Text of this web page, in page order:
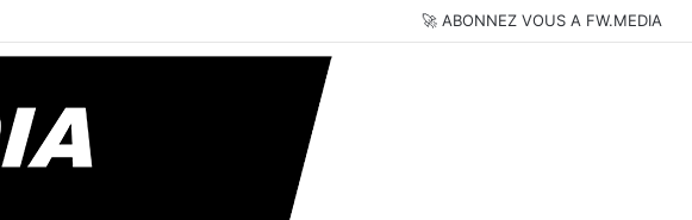
🚀 ABONNEZ VOUS A FW.MEDIA